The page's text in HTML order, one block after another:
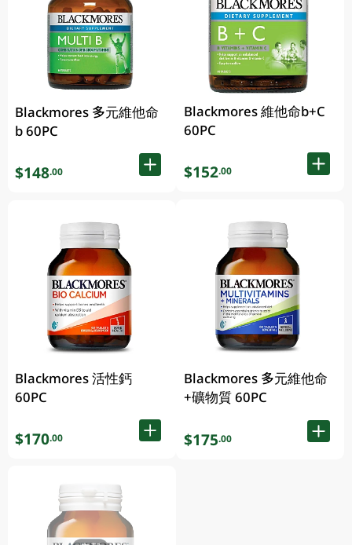
Blackmores 多元維他命
b 60PC
$148.00
Blackmores 活性鈣
60PC
$170.00
Blackmores 維他命b+C
60PC
$152.00
Blackmores 多元維他命
+礦物質 60PC
$175.00